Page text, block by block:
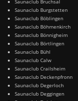
Saunaclub Burgstetten
Saunaclub Böblingen
Saunaclub Böhmenkirch
Saunaclub Bönnigheim
Saunaclub Börtlingen
Saunaclub Bühl
Saunaclub Calw
Saunaclub Crailsheim
Saunaclub Deckenpfronn
Saunaclub Degerloch
Saunaclub Deggingen